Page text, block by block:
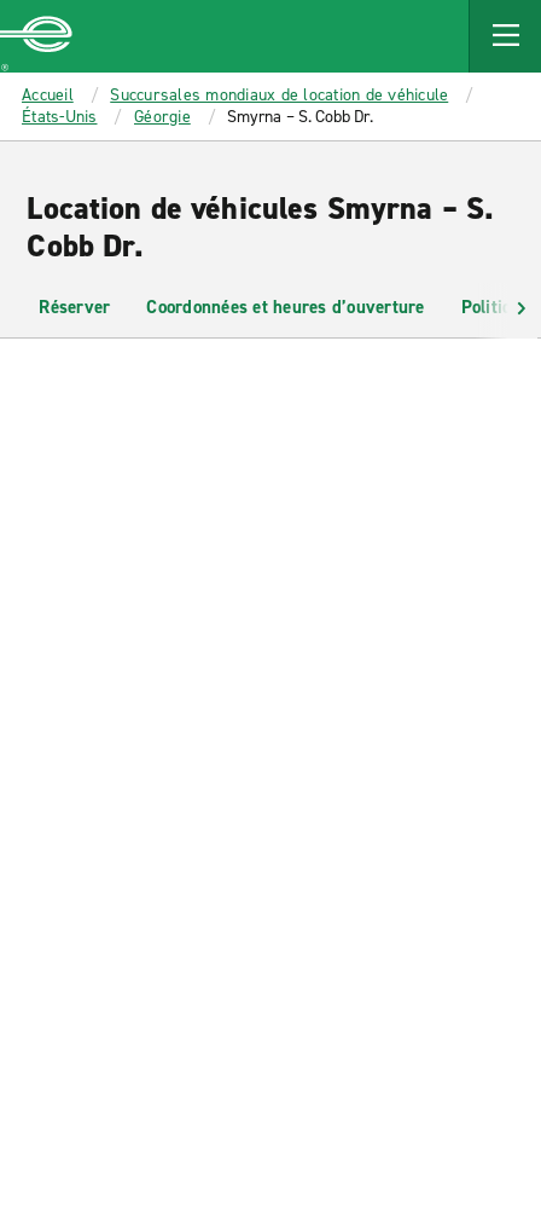
MAIN
CONTENT
Enterprise
Accueil
Succursales mondiaux de location de véhicule
États-Unis
Géorgie Smyrna – S. Cobb Dr.
Location de véhicules Smyrna – S.
Cobb Dr.
Réserver Coordonnées et heures d’ouverture Politiques